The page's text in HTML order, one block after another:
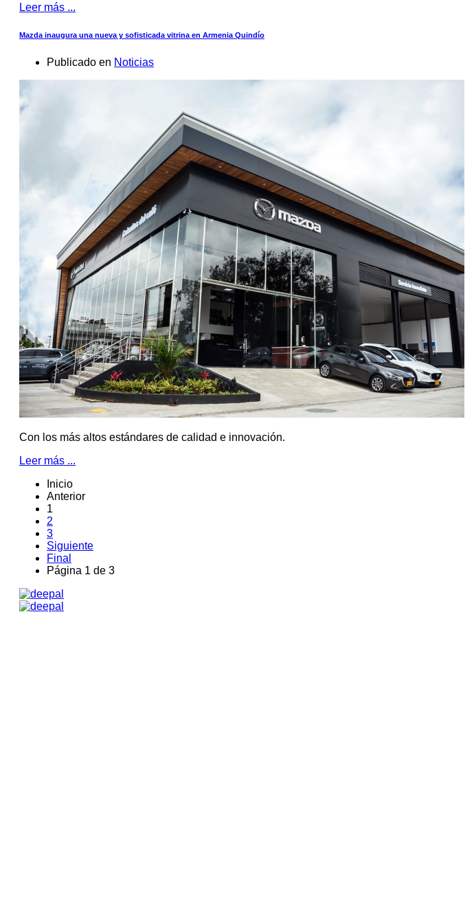
Leer más ...
Mazda inaugura una nueva y sofisticada vitrina en Armenia Quindío
Publicado en Noticias
Con los más altos estándares de calidad e innovación.
Leer más ...
Inicio
Anterior
1
2
3
Siguiente
Final
Página 1 de 3